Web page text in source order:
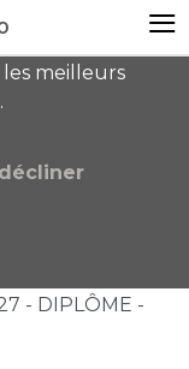
général
- DIPLÔME -
meilleurs
≡